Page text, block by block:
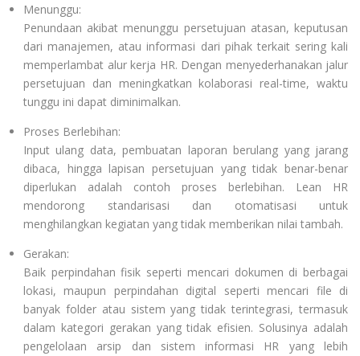
Menunggu:
Penundaan akibat menunggu persetujuan atasan, keputusan
dari manajemen, atau informasi dari pihak terkait sering kali
memperlambat alur kerja HR. Dengan menyederhanakan jalur
persetujuan dan meningkatkan kolaborasi real-time, waktu
tunggu ini dapat diminimalkan.
Proses Berlebihan:
Input ulang data, pembuatan laporan berulang yang jarang
dibaca, hingga lapisan persetujuan yang tidak benar-benar
diperlukan adalah contoh proses berlebihan. Lean HR
mendorong standarisasi dan otomatisasi untuk
menghilangkan kegiatan yang tidak memberikan nilai tambah.
Gerakan:
Baik perpindahan fisik seperti mencari dokumen di berbagai
lokasi, maupun perpindahan digital seperti mencari file di
banyak folder atau sistem yang tidak terintegrasi, termasuk
dalam kategori gerakan yang tidak efisien. Solusinya adalah
pengelolaan arsip dan sistem informasi HR yang lebih